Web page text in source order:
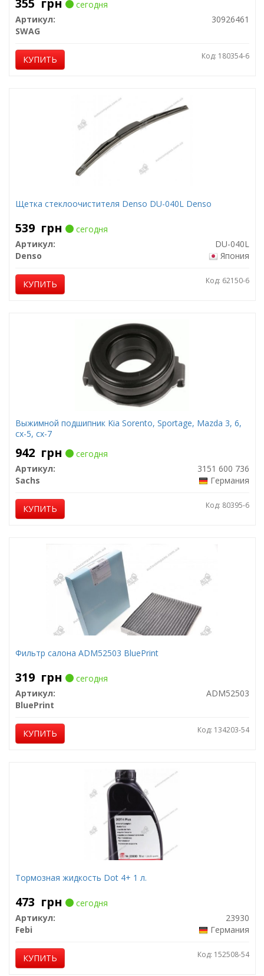
355 грн
сегодня
Артикул:
30926461
SWAG
КУПИТЬ Код: 180354-6
Щетка стеклоочистителя Denso DU-040L Denso
539 грн
сегодня
Артикул:
DU-040L
Denso
Япония
КУПИТЬ Код: 62150-6
Выжимной подшипник Kia Sorento, Sportage, Mazda 3, 6,
cx-5, cx-7
942 грн
сегодня
Артикул:
3151 600 736
Sachs
Германия
КУПИТЬ Код: 80395-6
Фильтр салона ADM52503 BluePrint
319 грн
сегодня
Артикул:
ADM52503
BluePrint
КУПИТЬ Код: 134203-54
Тормозная жидкость Dot 4+ 1 л.
473 грн
сегодня
Артикул:
23930
Febi
Германия
КУПИТЬ Код: 152508-54